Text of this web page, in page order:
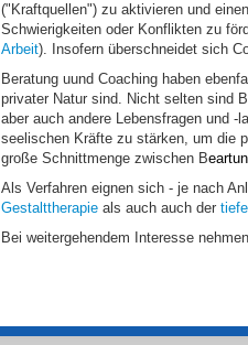
("Kraftquellen") zu aktivieren und
Schwierigkeiten oder Konflikten zu
Arbeit). Insofern überschneidet sich
Beratung uund Coaching haben
privater Natur sind. Nicht selten sind
aber auch andere Lebensfragen und
seelischen Kräfte zu stärken, um die
große Schnittmenge zwischen B
Als Verfahren eignen sich - je nach
Gestalttherapie als auch auch der
Bei weitergehendem Interesse